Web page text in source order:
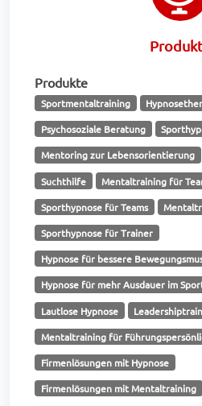
Produkte
Sportmentaltraining
Psychosoziale Beratung
Mentoring zur Lebensorientierung
Suchthilfe Mentaltraining für
Sporthypnose für Teams
Sporthypnose für Trainer
Hypnose für bessere
Hypnose für mehr Ausdauer im
Lautlose Hypnose
Mentaltraining für
Firmenlösungen mit Hypnose
Firmenlösungen mit Mentaltraining